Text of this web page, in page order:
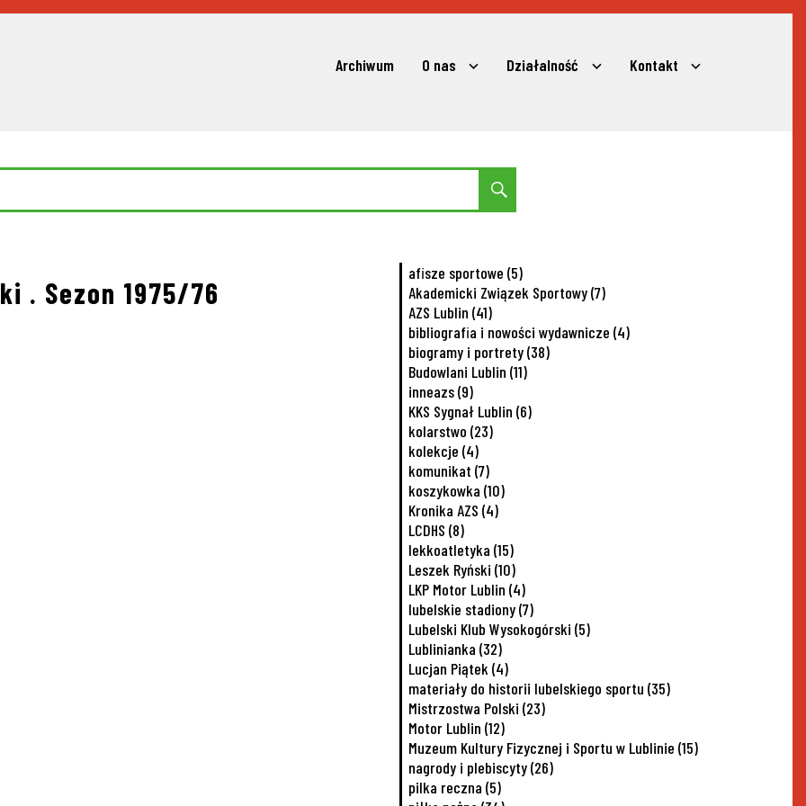
Archiwum O nas
expandDziałalność
expandKontakt
expand
. Sezon 1975/76
afisze sportowe (5)
Akademicki Związek Sportowy(7)
AZS Lublin (41)
bibliografia i nowości wydawnicze (4)
biogramy i portrety(38)
Budowlani Lublin (11)
inneazs(9)
KKS Sygnał Lublin (6)
kolarstwo (23)
kolekcje (4)
komunikat (7)
koszykowka (10)
Kronika AZS (4)
LCDHS (8)
lekkoatletyka (15)
Leszek Ryński (10)
LKP Motor Lublin (4)
lubelskie stadiony(7)
Lubelski Klub Wysokogórski (5)
Lublinianka (32)
Lucjan Piątek (4)
materiały do historii lubelskiego sportu (35)
Mistrzostwa Polski (23)
Motor Lublin (12)
Muzeum Kultury Fizycznej i Sportu w Lublinie (15)
nagrody i plebiscyty(26)
pilka reczna (5)